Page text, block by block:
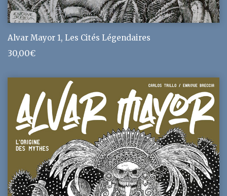
Alvar Mayor 1, Les Cités Légendaires
30,00€